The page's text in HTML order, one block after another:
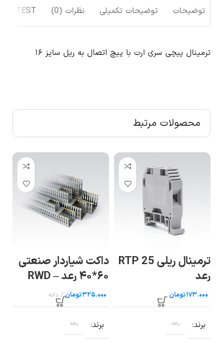
توضیحات توضیحات تکمیلی نظرات (0) TEST
ترمینال پیچی سری ارت با پیچ اتصال به ریل سایز ۱۶
محصولات مرتبط
ترمینال ریلی RTP 25
رعد
تومان
برند رعد
داکت شیاردار صنعتی
۶۰*۴۰ رعد – RWD
40×۶۰تومان
برند رعد